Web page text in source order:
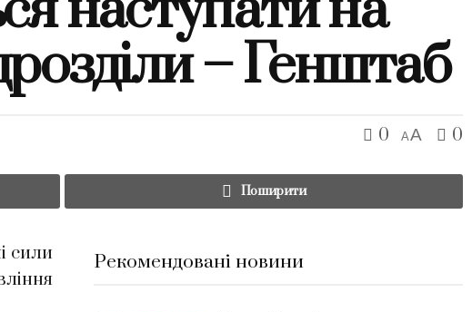
– Генштаб
0 AA 0
Поширити
сили
Рекомендовані новини